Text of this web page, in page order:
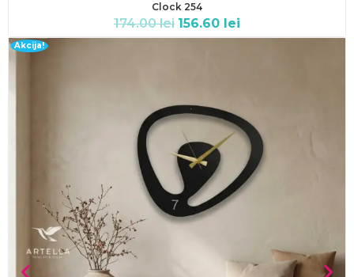
Clock 254
174.00lei 156.60 lei
Akcija!